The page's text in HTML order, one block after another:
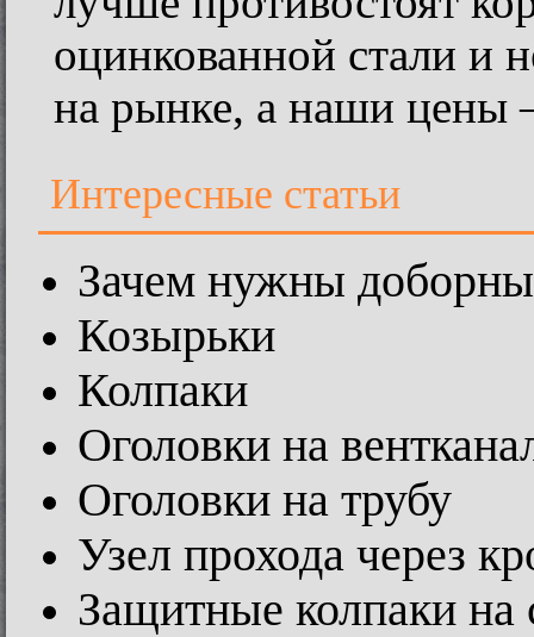
оцинкованной стали и
на рынке, а наши цены
Интересные статьи
Зачем нужны
Козырьки
Колпаки
Оголовки на
Оголовки на трубу
Узел прохода через
Защитные колпаки на